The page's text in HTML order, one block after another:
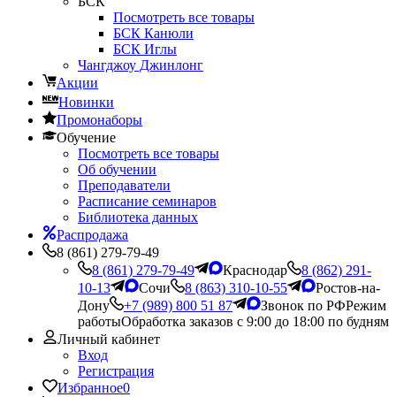
Посмотреть все товары
БСК Канюли
БСК Иглы
Чангджоу Джинлонг
Акции
Новинки
Промонаборы
Обучение
Посмотреть все товары
Об обучении
Преподаватели
Расписание семинаров
Библиотека данных
Распродажа
8 (861) 279-79-49
8 (861) 279-79-49
Краснодар
8 (862) 291-
10-13
Сочи 8 (863) 310-10-55
Ростов-на-
Дону
+7 (989) 800 51 87 Звонок по РФРежим
работыОбработка заказов с 9:00 до 18:00 по будням
Личный кабинет
Вход
Регистрация
Избранное0